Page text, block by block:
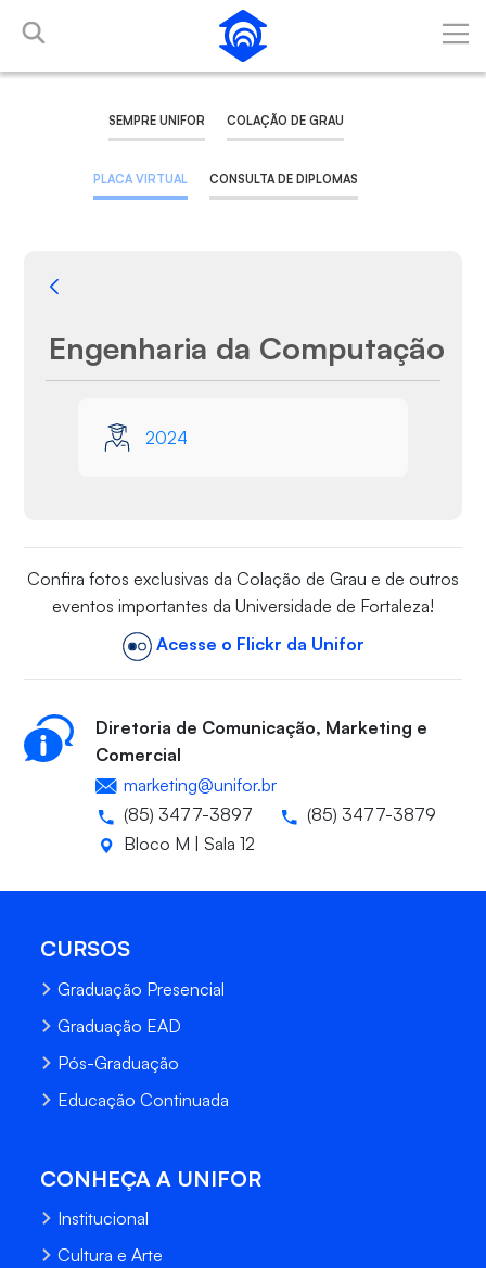
Skip to Main Content
SEMPRE UNIFOR COLAÇÃO DE GRAU
PLACA VIRTUAL CONSULTA DE DIPLOMAS
Back
Engenharia da Computação
2024
Confira fotos exclusivas da Colação de Grau e de outros
eventos importantes da Universidade de Fortaleza!
Acesse o Flickr da Unifor
Diretoria de Comunicação, Marketing e
Comercial
marketing@unifor.br
(85) 3477-3897
(85) 3477-3879
Bloco M | Sala 12
CURSOS
Graduação Presencial
Graduação EAD
Pós-Graduação
Educação Continuada
CONHEÇA A UNIFOR
Institucional
Cultura e Arte